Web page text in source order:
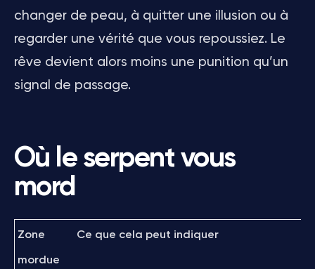
changer de peau, à quitter une illusion ou à
regarder une vérité que vous repoussiez. Le
rêve devient alors moins une punition qu’un
signal de passage.
Où le serpent vous
mord
Zone
mordue
Ce que cela peut indiquer